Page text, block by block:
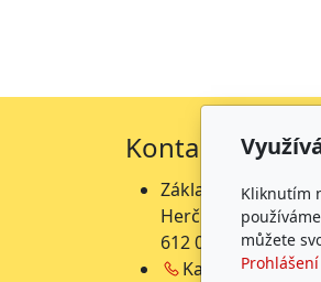
Kontakty
Základní škola
Herčíkova 19
612 00 Brno →
Kancelář:541
Kliknutím
můžete